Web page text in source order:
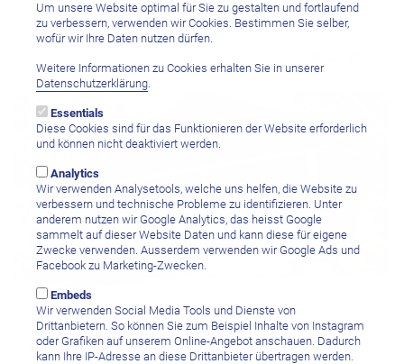
7 Nächte ab/bis Sorong im Doppelbungalow Deluxe inkl.
Vollpension, 12 Bootstauchgänge, Flughafentransfers, pro Person
Kri Island, Raja Ampat
Sorido Bay Resort
Um unsere Website optimal für Sie zu gestalten und fortlaufend
zu verbessern, verwenden wir Cookies. Bestimmen Sie selber,
wofür wir Ihre Daten nutzen dürfen.
Weitere Informationen zu Cookies erhalten Sie in unserer
Datenschutzerklärung.
Essentials
Diese Cookies sind für das Funktionieren der Website erforderlich
und können nicht deaktiviert werden.
Analytics
Wir verwenden Analysetools, welche uns helfen, die Website zu
verbessern und technische Probleme zu identifizieren. Unter
anderem nutzen wir Google Analytics, das heisst Google
sammelt auf dieser Website Daten und kann diese für eigene
Zwecke verwenden. Ausserdem verwenden wir Google Ads und
Facebook zu Marketing-Zwecken.
Embeds
Wir verwenden Social Media Tools und Dienste von
Drittanbietern. So können Sie zum Beispiel Inhalte von Instagram
oder Grafiken auf unserem Online-Angebot anschauen. Dadurch
kann Ihre IP-Adresse an diese Drittanbieter übertragen werden.